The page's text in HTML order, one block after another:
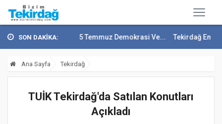
SON DAKİKA:
Soytürk'ten 15 Temmuz Demokrasi Ve... Tekirdağ En Çok Göç
Ana Sayfa Tekirdağ
TUİK Tekirdağ'da Satılan Konutları
Açıkladı